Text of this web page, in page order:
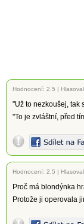
Hodnocení: 2.5 |
"Už to nezkoušej, tak
"To je zvláštní, před
Hodnocení: 2.5 |
Proč má blondýnka
Protože ji operovala